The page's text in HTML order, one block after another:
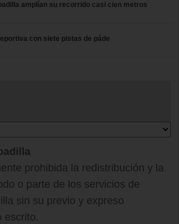
amplían su recorrido casi cien metros
con siete pistas de páde
prohibida la redistribución y la
o parte de los servicios de
sin su previo y expreso
escrito.